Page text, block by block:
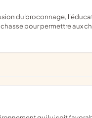
pour permettre aux